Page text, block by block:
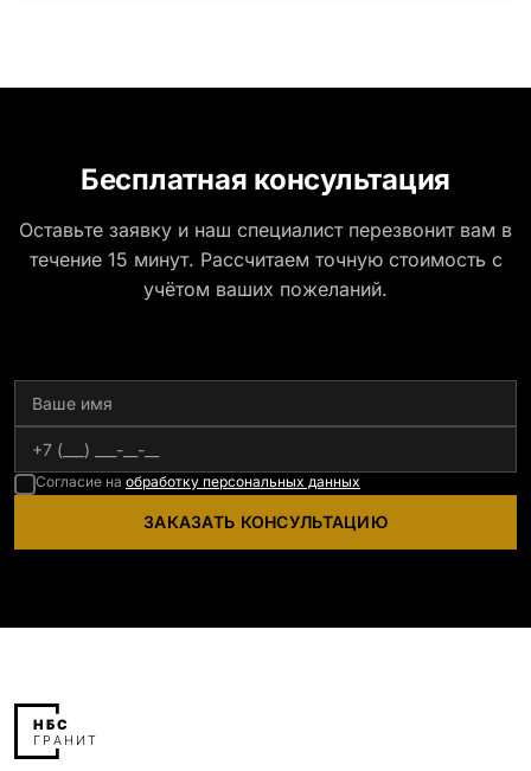
Бесплатная консультация
Оставьте заявку и наш специалист перезвонит вам в
течение 15 минут. Рассчитаем точную стоимость с
учётом ваших пожеланий.
Согласие на обработку персональных данных
ЗАКАЗАТЬ КОНСУЛЬТАЦИЮ